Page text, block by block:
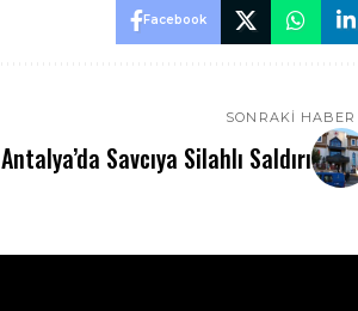
Facebook
SONRAKI HABER
Antalya’da Savcıya Silahlı Saldırı